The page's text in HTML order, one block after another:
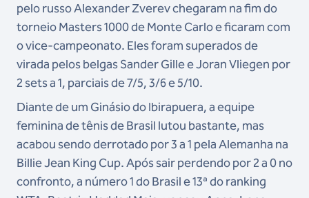
pelo russo Alexander Zverev chegaram na fim do
torneio Masters 1000 de Monte Carlo e ficaram com
o vice-campeonato. Eles foram superados de
virada pelos belgas Sander Gille e Joran Vliegen por
2 sets a 1, parciais de 7/5, 3/6 e 5/10.
Diante de um Ginásio do Ibirapuera, a equipe
feminina de tênis de Brasil lutou bastante, mas
acabou sendo derrotado por 3 a 1 pela Alemanha na
Billie Jean King Cup. Após sair perdendo por 2 a 0 no
confronto, a número 1 do Brasil e 13ª do ranking